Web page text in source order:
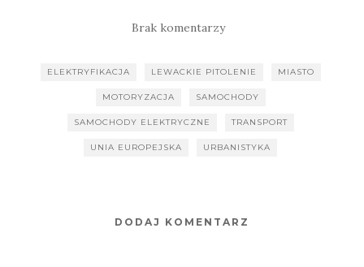
Brak komentarzy
ELEKTRYFIKACJA LEWACKIE PITOLENIE MIASTO
MOTORYZACJA SAMOCHODY
SAMOCHODY ELEKTRYCZNE TRANSPORT
UNIA EUROPEJSKA URBANISTYKA
DODAJ KOMENTARZ